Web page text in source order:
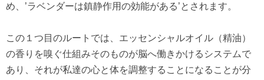
め、’ラベンダーは鎮静作用の効能がある’とされます。
この１つ目のルートでは、エッセンシャルオイル（精油）
の香りを嗅ぐ仕組みそのものが脳へ働きかけるシステムで
あり、それが私達の心と体を調整することになることが分